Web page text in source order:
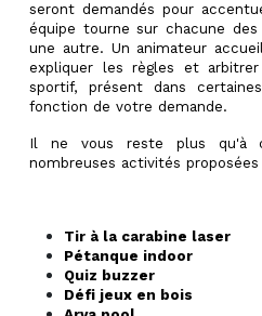
seront demandés pour
équipe tourne sur chacune
une autre. Un animateur
expliquer les règles et
sportif, présent dans
fonction de votre demande.
Il ne vous reste plus qu'à
nombreuses activités proposées
Tir à la carabine laser
Pétanque indoor
Quiz buzzer
Défi jeux en bois